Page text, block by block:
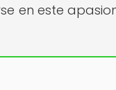
en este